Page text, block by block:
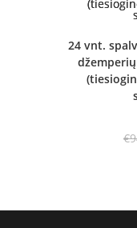
24 vnt.
€